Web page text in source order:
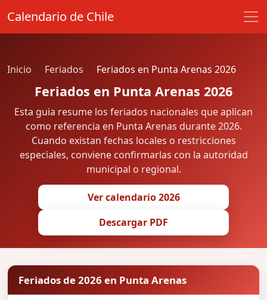
Calendario de Chile
Inicio Feriados Feriados en Punta Arenas 2026
Feriados en Punta Arenas 2026
Esta guia resume los feriados nacionales que aplican
como referencia en Punta Arenas durante 2026.
Cuando existan fechas locales o restricciones
especiales, conviene confirmarlas con la autoridad
municipal o regional.
Ver calendario 2026
Descargar PDF
Feriados de 2026 en Punta Arenas